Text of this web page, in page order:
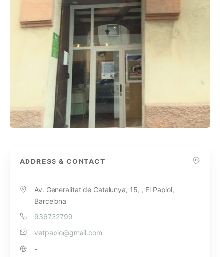
ADDRESS & CONTACT
Av. Generalitat de Catalunya, 15, , El Papiol,
Barcelona
936732799
vetpapio@gmail.com
-